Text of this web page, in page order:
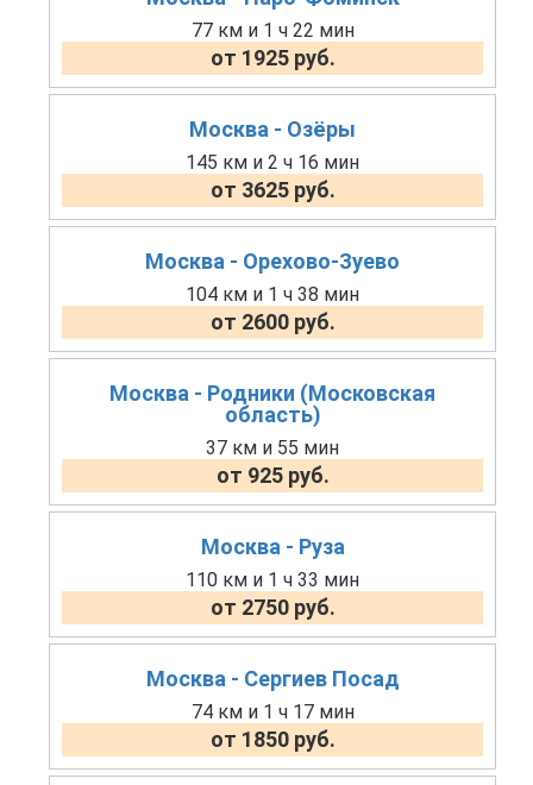
77 км и 1 ч 22 мин
от 1925 руб.
Москва - Озёры
145 км и 2 ч 16 мин
от 3625 руб.
Москва - Орехово-Зуево
104 км и 1 ч 38 мин
от 2600 руб.
Москва - Родники (Московская
область)
37 км и 55 мин
от 925 руб.
Москва - Руза
110 км и 1 ч 33 мин
от 2750 руб.
Москва - Сергиев Посад
74 км и 1 ч 17 мин
от 1850 руб.